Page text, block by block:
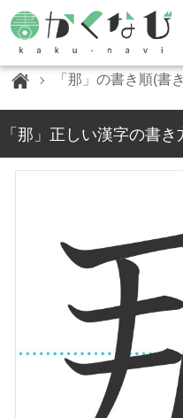
「那」の書き順(書
「那」正しい漢字の書